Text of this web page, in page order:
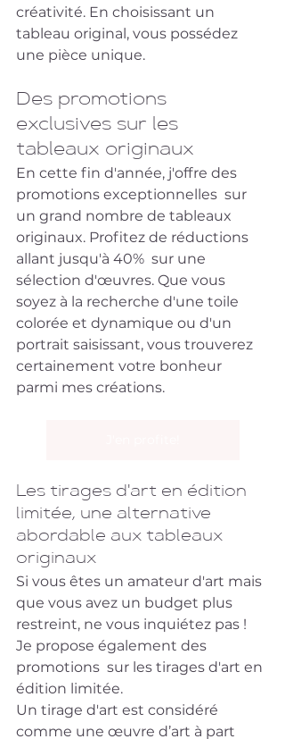
créativité. En choisissant un
tableau original, vous possédez
une pièce unique.
Des promotions
exclusives sur les
tableaux originaux
En cette fin d'année, j'offre des
promotions exceptionnelles  sur
un grand nombre de tableaux
originaux. Profitez de réductions
allant jusqu'à 40%  sur une
sélection d'œuvres. Que vous
soyez à la recherche d'une toile
colorée et dynamique ou d'un
portrait saisissant, vous trouverez
certainement votre bonheur
parmi mes créations.
Les tirages d'art en édition
limitée, une alternative
abordable aux tableaux
originaux
Si vous êtes un amateur d'art mais
que vous avez un budget plus
restreint, ne vous inquiétez pas !
Je propose également des
promotions  sur les tirages d'art en
édition limitée.
Un tirage d'art est considéré
comme une œuvre d’art à part